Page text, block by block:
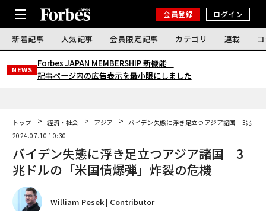
会員登録 ログイン
新着記事 人気記事 会員限定記事 カテゴリ 連載
NEWS
Forbes JAPAN MEMBERSHIP 新機能｜
記事ページ内の広告表示を最小限にしました
トップ 経済・社会 アジア
バイデン失態に浮き足立つアジア諸国 3兆ド
2024.07.10 10:30
バイデン失態に浮き足立つアジア諸国 3
兆ドルの「米国債爆弾」炸裂の危機
William Pesek | Contributor